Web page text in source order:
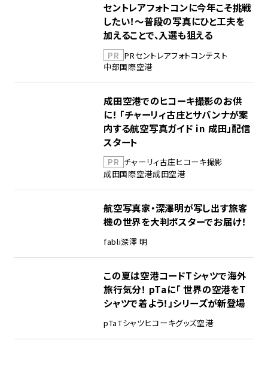
セントレアフォトコンに今年こそ挑戦
したい！～普段の写真にひと工夫を
加えることで、入選も狙える
PR PRセントレアフォトコンテスト
中部国際空港
成田空港でのヒコーキ撮影のお供
に！ 「チャーリィ古庄とサバンナが案
内する航空写真ガイド in 成田」配信
スタート
PR チャーリィ古庄ヒコーキ撮影
成田国際空港成田空港
航空写真家・深澤明が写し出す旅客
機の世界を大判ポスターでお届け！
fabli深澤 明
この夏は空港コードTシャツで海外
旅行気分！ pTaに「 世界の空港をT
シャツで着よう！」シリーズが新登場
pTaTシャツヒコーキグッズ空港